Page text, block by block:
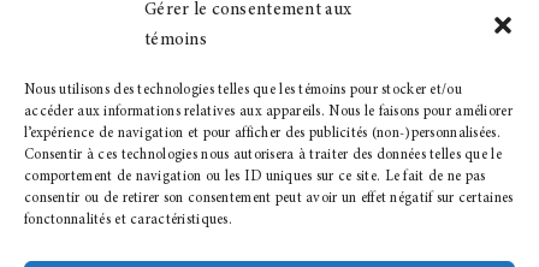
Gérer le consentement aux
témoins
Nous utilisons des technologies telles que les témoins pour stocker et/ou
accéder aux informations relatives aux appareils. Nous le faisons pour améliorer
l’expérience de navigation et pour afficher des publicités (non-)personnalisées.
Consentir à ces technologies nous autorisera à traiter des données telles que le
comportement de navigation ou les ID uniques sur ce site. Le fait de ne pas
consentir ou de retirer son consentement peut avoir un effet négatif sur certaines
fonctonnalités et caractéristiques.
Marc-André Houle à propos
Carrière
Services aux particuliers
Politique de témoins
Conditions générales